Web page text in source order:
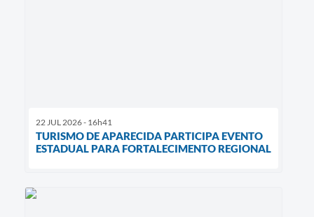
22 JUL 2026 - 16h41
TURISMO DE APARECIDA PARTICIPA EVENTO
ESTADUAL PARA FORTALECIMENTO REGIONAL